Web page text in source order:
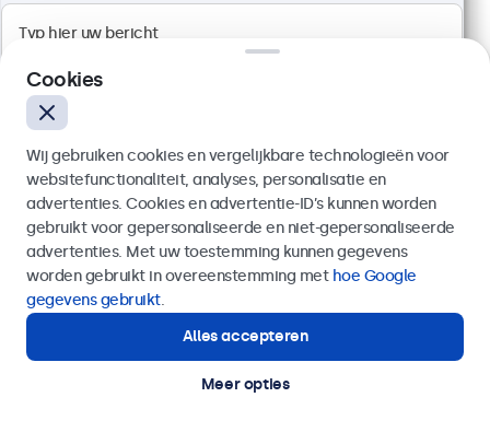
27 Inch Monitor Metaal
Artikelnummer:27HD7M
100+ stuks beschikbaar
Aansluitingen: HDMI, VGA, BNC, RCA
Verzenden
Of bel ons op
Hulp of advies nodig?
Direct contact met een specialist.
Cookies
Wij gebruiken cookies en vergelijkbare technologieën voor
websitefunctionaliteit, analyses, personalisatie en
advertenties. Cookies en advertentie-ID’s kunnen worden
gebruikt voor gepersonaliseerde en niet-gepersonaliseerde
advertenties. Met uw toestemming kunnen gegevens
worden gebruikt in overeenstemming met hoe Google
gegevens gebruikt.
Alles accepteren
Meer opties